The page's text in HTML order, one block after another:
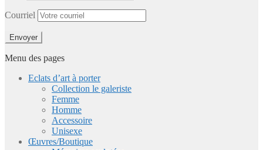
Courriel
Menu des pages
Eclats d’art à porter
Collection le galeriste
Femme
Homme
Accessoire
Unisexe
Œuvres/Boutique